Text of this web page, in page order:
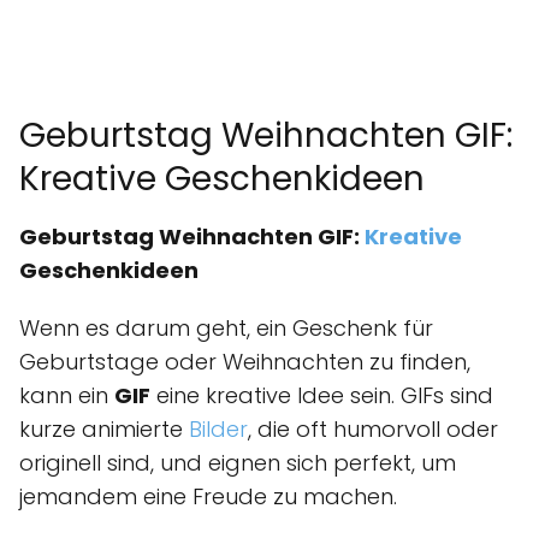
Geburtstag Weihnachten GIF:
Kreative Geschenkideen
Geburtstag Weihnachten GIF: Kreative
Geschenkideen
Wenn es darum geht, ein Geschenk für
Geburtstage oder Weihnachten zu finden,
kann ein GIF eine kreative Idee sein. GIFs sind
kurze animierte Bilder, die oft humorvoll oder
originell sind, und eignen sich perfekt, um
jemandem eine Freude zu machen.